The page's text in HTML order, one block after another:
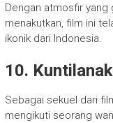
Dengan atmosfir yang
menakutkan, film ini
ikonik dari Indonesia.
10.
Sebagai sekuel dari
mengikuti seorang